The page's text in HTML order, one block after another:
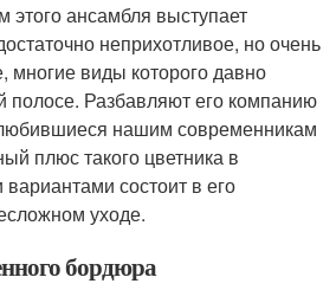
ансамбля выступает
неприхотливое, но очень
многие виды которого давно
полосе. Разбавляют его компанию
нашим современникам
плюс такого цветника в
состоит в его
уходе.
бордюра